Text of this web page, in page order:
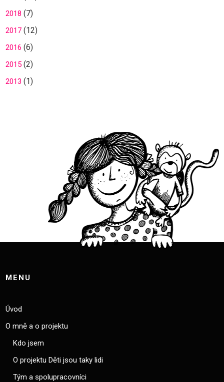
2018 (7)
2017(12)
2016 (6)
2015(2)
2013 (1)
MENU
Úvod
O mně a o projektu
Kdo jsem
O projektu Děti jsou taky lidi
Tým a spolupracovníci